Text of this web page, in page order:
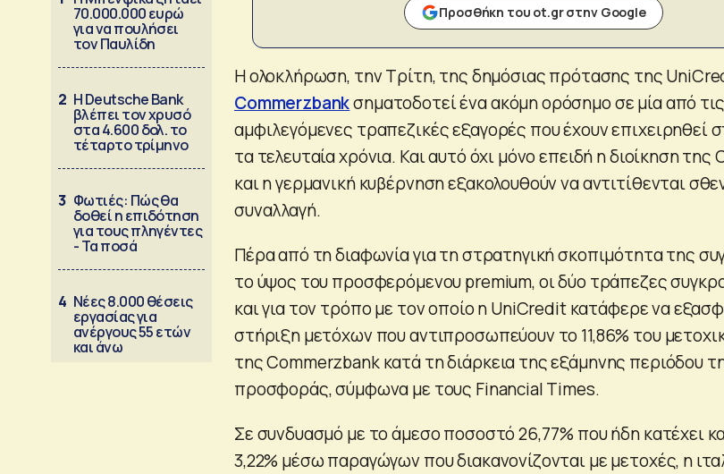
70.000.000 ευρώ
για να πουλήσει
τον Παυλίδη
2 Η Deutsche Bank
βλέπει τον χρυσό
στα 4.600 δολ. το
τέταρτο τρίμηνο
3 Φωτιές: Πώς θα
δοθεί η επιδότηση
για τους πληγέντες
- Τα ποσά
4 Νέες 8.000 θέσεις
εργασίας για
ανέργους 55 ετών
και άνω
Προσθήκη του ot.gr στην Google
Η ολοκλήρωση, την Τρίτη, της δημόσιας πρότασης της
Commerzbankσηματοδοτεί ένα ακόμη ορόσημο σε μία από
αμφιλεγόμενες τραπεζικές εξαγορές που έχουν επιχειρηθεί
τα τελευταία χρόνια. Και αυτό όχι μόνο επειδή η διοίκηση
και η γερμανική κυβέρνηση εξακολουθούν να αντιτίθενται
συναλλαγή.
Πέρα από τη διαφωνία για τη στρατηγική σκοπιμότητα της
το ύψος του προσφερόμενου premium, οι δύο τράπεζες
και για τον τρόπο με τον οποίο η UniCredit κατάφερε να
στήριξη μετόχων που αντιπροσωπεύουν το 11,86% του
της Commerzbank κατά τη διάρκεια της εξάμηνης περιόδου
προσφοράς, σύμφωνα με τους Financial Times.
Σε συνδυασμό με το άμεσο ποσοστό 26,77% που ήδη κατέχει
3,22% μέσω παραγώγων που διακανονίζονται με μετοχές, η